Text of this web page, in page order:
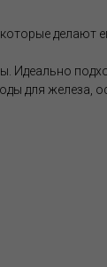
делают
Идеально
для железа,